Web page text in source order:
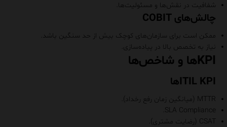
شفافیت در نقش‌ها و مسئولیت‌ها.
چالش‌های COBIT
ممکن است برای سازمان‌های کوچک بیش از حد سنگین باشد.
نیاز به تخصص بالا در پیاده‌سازی.
KPIها و شاخص‌ها
ITIL KPIها
MTTR (میانگین زمان رفع رخداد).
SLA Compliance.
CSAT (رضایت مشتری).